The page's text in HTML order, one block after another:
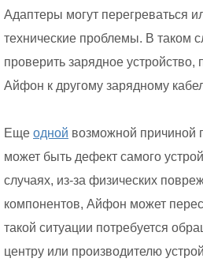
Адаптеры могут перегреваться
технические проблемы. В таком
проверить зарядное устройство,
Айфон к другому зарядному
Еще одной возможной причиной
может быть дефект самого
случаях, из-за физических
компонентов, Айфон может
такой ситуации потребуется
центру или производителю